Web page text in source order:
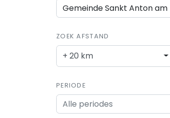
ZOEK AFSTAND
+ 20 km
PERIODE